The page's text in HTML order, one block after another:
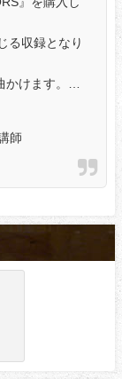
る収録となり
かけます。…
師